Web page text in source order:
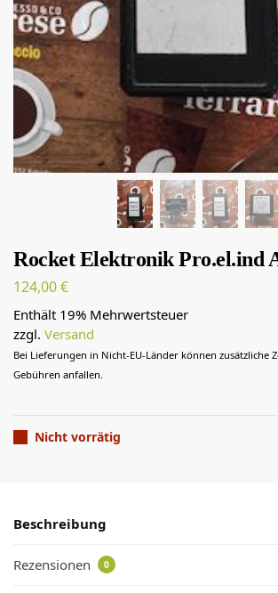
Rocket Elektronik Pro.el.ind
124,00€
Enthält 19% Mehrwertsteuer
zzgl. Versand
Bei Lieferungen in Nicht-EU-Länder können zusätzliche
Gebühren anfallen.
Nicht vorrätig
Beschreibung
Rezensionen 0